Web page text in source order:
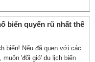
biển quyến rũ nhất thế
biển! Nếu đã quen với các
muốn 'đổi gió' du lịch biển